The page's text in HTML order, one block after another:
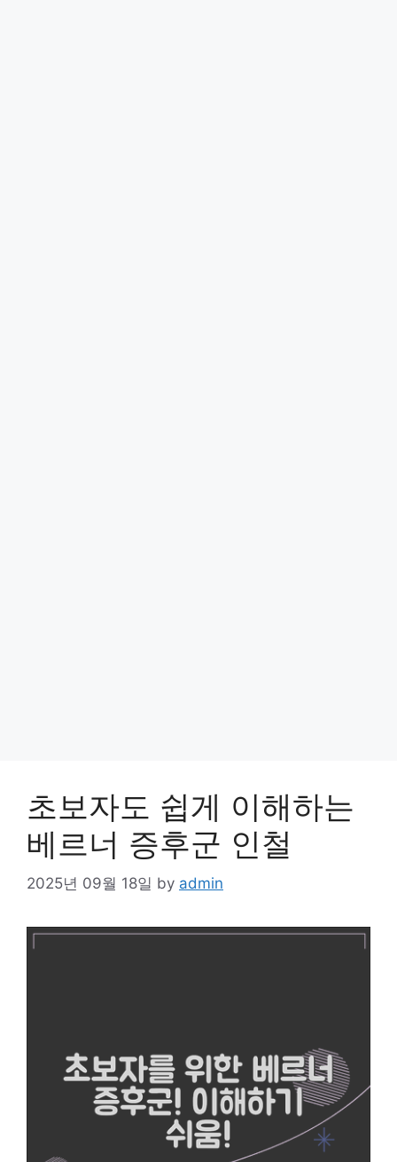
초보자도 쉽게 이해하는
베르너 증후군 인철
2025년 09월 18일 by admin